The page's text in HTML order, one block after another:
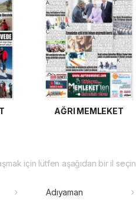
AĞRI MEMLEKET
için lütfen aşağıdan bir il seçin
Adıyaman